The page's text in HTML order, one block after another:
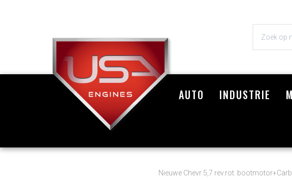
AUTO INDUSTRIE
Nieuwe Chevr 5,7 rev.rot.